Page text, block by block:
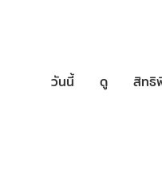
วันนี้ ดู สิทธิ